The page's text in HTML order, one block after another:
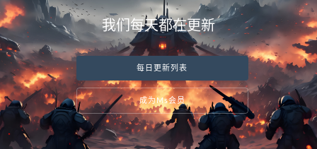
我们每天都在更新
每日更新列表
成为Ms会员